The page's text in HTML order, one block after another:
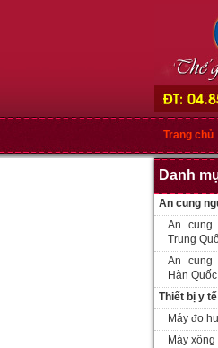
Trang chủ
Danh
An cung
An cung
Trung
An cung
Hàn Quốc
Thiết bị y
Máy đo
Máy